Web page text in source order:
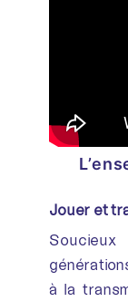
Jouer et
à la